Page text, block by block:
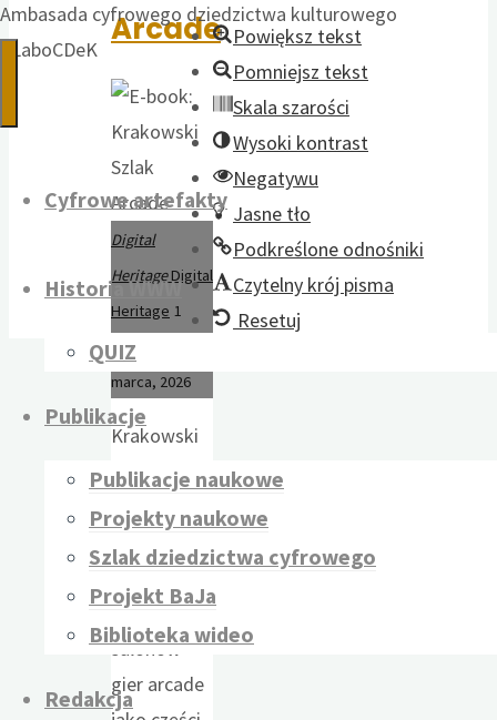
Ambasada cyfrowego dziedzictwa kulturowego
#LaboCDeK
Cyfrowe artefakty
Historia WWW
QUIZ
Publikacje
Publikacje naukowe
Projekty naukowe
Szlak dziedzictwa cyfrowego
Projekt BaJa
Biblioteka wideo
Redakcja
Arcade
Digital
Heritage Digital
Heritage 1
lutego, 2026
marca, 2026
Krakowski
Szlak
Arcade.
krakowskich
salonów
gier arcade
Powiększ tekst
Pomniejsz tekst
Skala szarości
Wysoki kontrast
Negatywu
Jasne tło
Podkreślone odnośniki
Czytelny krój pisma
Resetuj